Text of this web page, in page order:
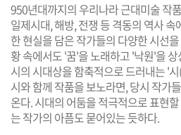
950년대까지의 우리나라 근대미술 작
일제시대, 해방, 전쟁 등 격동의 역사
한 현실을 담은 작가들의 다양한 시선
황 속에서도 '꿈'을 노래하고 '낙원'을
시의 시대상을 함축적으로 드러내는 '
시와 함께 작품을 보노라면, 당시 작가
온다. 시대의 어둠을 적극적으로 표현
는 작가의 아픔도 묻어있는 듯하다.